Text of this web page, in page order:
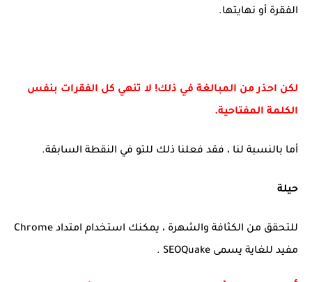
الفقرة أو نهايتها.
لكن احذر من المبالغة في ذلك! لا تنهي كل الفقرات بنفس
الكلمة المفتاحية.
أما بالنسبة لنا ، فقد فعلنا ذلك للتو في النقطة السابقة.
حيلة
للتحقق من الكثافة والشهرة ، يمكنك استخدام امتداد Chrome
مفيد للغاية يسمى SEOQuake .